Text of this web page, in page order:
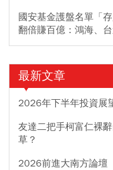
國安基金護盤名單「
翻倍賺百億：鴻海、
最新文章
2026年下半年投資展
友達二把手柯富仁裸
草？
2026前進大南方論壇